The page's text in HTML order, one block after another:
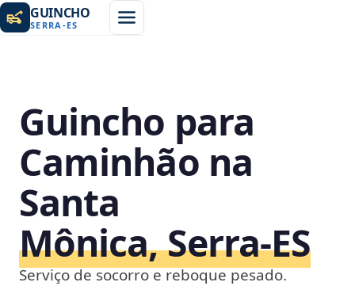
GUINCHO
SERRA -ES
Guincho para
Caminhão na
Santa
Mônica, Serra‑ES
Serviço de socorro e reboque pesado.